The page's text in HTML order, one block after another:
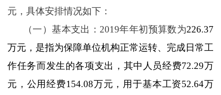
元，具体安排情况如下：
（一）基本支出： 2019年年初预算数为226.37
万元，是指为保障单位机构正常运转、完成日常工
作任务而发生的各项支出，其中人员经费72.29万
元，公用经费154.08万元，用于基本工资52.64万